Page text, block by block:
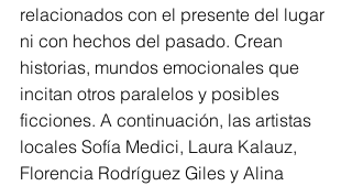
relacionados con el presente del lugar
ni con hechos del pasado. Crean
historias, mundos emocionales que
incitan otros paralelos y posibles
ficciones. A continuación, las artistas
locales Sofía Medici, Laura Kalauz,
Florencia Rodríguez Giles y Alina